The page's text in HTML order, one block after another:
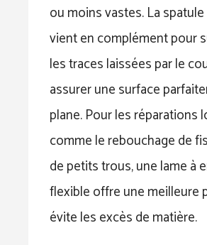
ou moins vastes. La
vient en complément pour
les traces laissées par le
assurer une surface
plane. Pour les réparations
comme le rebouchage de
de petits trous, une lame à
flexible offre une meilleure
évite les excès de matière.